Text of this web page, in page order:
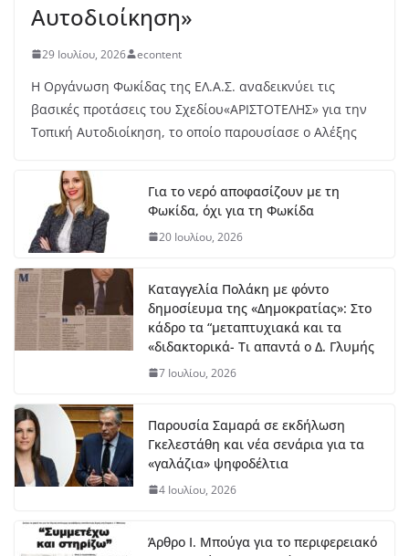
κο
ς
ΔΤ Εντάχθηκε προς
χρηματοδότησης η εκπόνηση
Σχεδίου Αστικής Ανθεκτικότητας
Στο Λιδωρίκι ο Φάνης Σπανός για
έργα και αποκατάσταση των
πυρόπληκτων περιοχών
Αυτοδιοίκηση»
29 Ιουλίου, 2026 econtent
Η Οργάνωση Φωκίδας της ΕΛ.Α.Σ. αναδεικνύει τις
βασικές προτάσεις του Σχεδίου«ΑΡΙΣΤΟΤΕΛΗΣ» για την
Τοπική Αυτοδιοίκηση, το οποίο παρουσίασε ο Αλέξης
Για το νερό αποφασίζουν με τη
Φωκίδα, όχι για τη Φωκίδα
20 Ιουλίου, 2026
Καταγγελία Πολάκη με φόντο
δημοσίευμα της «Δημοκρατίας»: Στο
κάδρο τα “μεταπτυχιακά και τα
«διδακτορικά- Τι απαντά ο Δ. Γλυμής
7 Ιουλίου, 2026
Παρουσία Σαμαρά σε εκδήλωση
Γκελεστάθη και νέα σενάρια για τα
«γαλάζια» ψηφοδέλτια
4 Ιουλίου, 2026
Άρθρο Ι. Μπούγα για το περιφερειακό